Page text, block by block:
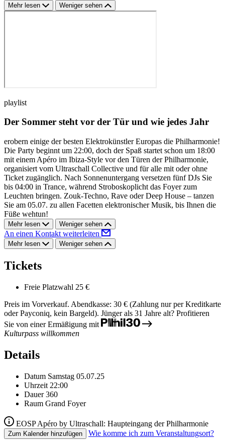
Mehr lesen Weniger sehen
playlist
Der Sommer steht vor der Tür und wie jedes Jahr
erobern einige der besten Elektrokünstler Europas die Philharmonie!
Die Party beginnt um 22:00, doch der Spaß startet schon um 18:00
mit einem Apéro im Ibiza-Style vor den Türen der Philharmonie,
organisiert vom Ultraschall Collective und für alle mit oder ohne
Ticket zugänglich. Nach Sonnenuntergang versetzen fünf DJs Sie
bis 04:00 in Trance, während Stroboskoplicht das Foyer zum
Leuchten bringen. Zouk-Techno, Rave oder Deep House – tanzen
Sie am 05.07. zu allen Facetten elektronischer Musik, bis Ihnen die
Füße wehtun!
Mehr lesen Weniger sehen
An einen Kontakt weiterleiten
Mehr lesen Weniger sehen
Tickets
Freie Platzwahl 25 €
Preis im Vorverkauf. Abendkasse: 30 € (Zahlung nur per Kreditkarte
oder Payconiq, kein Bargeld). Jünger als 31 Jahre alt? Profitieren
Sie von einer Ermäßigung mit
Kulturpass willkommen
Details
Datum Samstag 05.07.25
Uhrzeit 22:00
Dauer 360
Raum Grand Foyer
EOSP Apéro by Ultraschall: Haupteingang der Philharmonie
Zum Kalender hinzufügen Wie komme ich zum Veranstaltungsort?